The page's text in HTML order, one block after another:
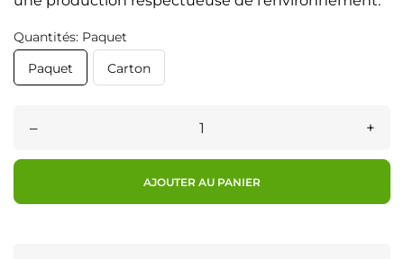
Quantités: Paquet
Paquet
Carton
– +
AJOUTER AU PANIER